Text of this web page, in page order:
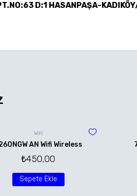
D:1 HASANPAŞA-
WİFİ
AN Wifi Wireless
₺450,00
Sepete Ekle